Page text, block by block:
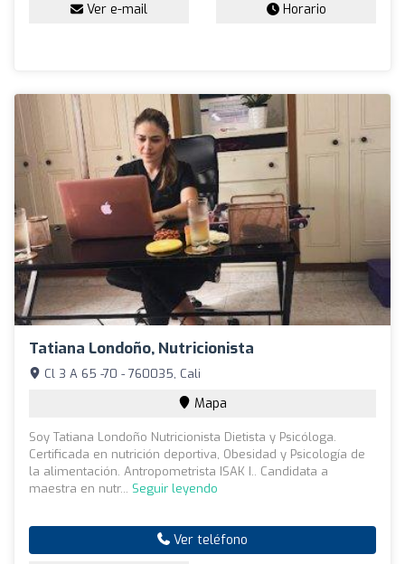
Ver e-mail Horario
Tatiana Londoño, Nutricionista
Cl 3 A 65 -70 - 760035, Cali
Mapa
Soy Tatiana Londoño Nutricionista Dietista y Psicóloga.
Certificada en nutrición deportiva, Obesidad y Psicología de
la alimentación. Antropometrista ISAK I.. Candidata a
maestra en nutr... Seguir leyendo
Ver teléfono